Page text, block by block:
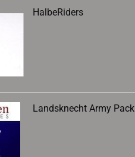
HalbeRiders
Landsknecht Army Pack